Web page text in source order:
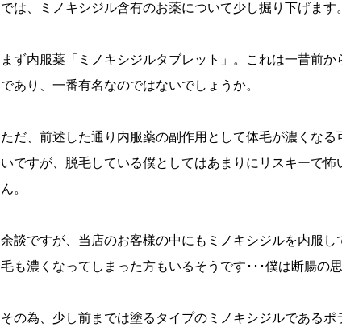
では、ミノキシジル含有のお薬について少し掘り下げます。
まず内服薬「ミノキシジルタブレット」。これは一昔前
であり、一番有名なのではないでしょうか。
ただ、前述した通り内服薬の副作用として体毛が濃くな
いですが、脱毛している僕としてはあまりにリスキーで
ん。
余談ですが、当店のお客様の中にもミノキシジルを内服
毛も濃くなってしまった方もいるそうです･･･僕は断腸の
その為、少し前までは塗るタイプのミノキシジルである